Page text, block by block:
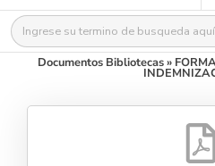
Buscar:
Documentos Bibliotecas»